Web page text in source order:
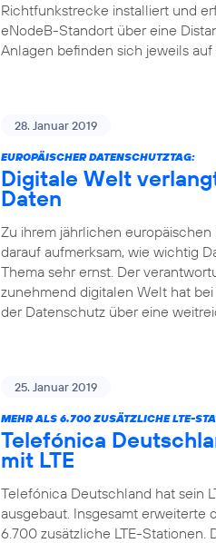
Richtfunkstrecke installiert und
eNodeB-Standort über eine
Anlagen befinden sich jeweils
28. Januar 2019
EUROPÄISCHER DATENSCHUTZTAG:
Digitale Welt
Daten
Zu ihrem jährlichen
darauf aufmerksam, wie wichtig
Thema sehr ernst. Der
zunehmend digitalen Welt hat
der Datenschutz über eine
25. Januar 2019
MEHR ALS 6.700 ZUSÄTZLICHE LTE-
Telefónica
mit LTE
Telefónica Deutschland hat sein
ausgebaut. Insgesamt erweiterte
6.700 zusätzliche LTE-